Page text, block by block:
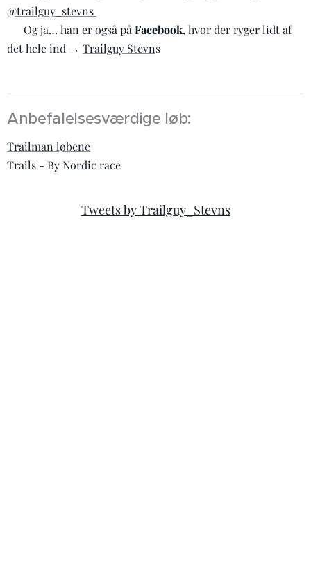
@trailguy_stevns
✔️ Og ja… han er også på Facebook, hvor der ryger lidt af
det hele ind → Trailguy Stevns 💬😄
Anbefalelsesværdige løb:
Trailman løbene
Trails - By Nordic race
Tweets by Trailguy_Stevns